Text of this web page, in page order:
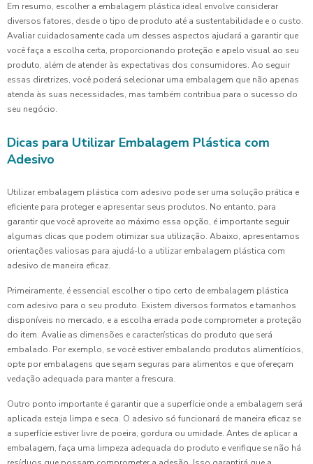
Em resumo, escolher a embalagem plástica ideal envolve considerar
diversos fatores, desde o tipo de produto até a sustentabilidade e o custo.
Avaliar cuidadosamente cada um desses aspectos ajudará a garantir que
você faça a escolha certa, proporcionando proteção e apelo visual ao seu
produto, além de atender às expectativas dos consumidores. Ao seguir
essas diretrizes, você poderá selecionar uma embalagem que não apenas
atenda às suas necessidades, mas também contribua para o sucesso do
seu negócio.
Dicas para Utilizar Embalagem Plástica com
Adesivo
Utilizar embalagem plástica com adesivo pode ser uma solução prática e
eficiente para proteger e apresentar seus produtos. No entanto, para
garantir que você aproveite ao máximo essa opção, é importante seguir
algumas dicas que podem otimizar sua utilização. Abaixo, apresentamos
orientações valiosas para ajudá-lo a utilizar embalagem plástica com
adesivo de maneira eficaz.
Primeiramente, é essencial escolher o tipo certo de embalagem plástica
com adesivo para o seu produto. Existem diversos formatos e tamanhos
disponíveis no mercado, e a escolha errada pode comprometer a proteção
do item. Avalie as dimensões e características do produto que será
embalado. Por exemplo, se você estiver embalando produtos alimentícios,
opte por embalagens que sejam seguras para alimentos e que ofereçam
vedação adequada para manter a frescura.
Outro ponto importante é garantir que a superfície onde a embalagem será
aplicada esteja limpa e seca. O adesivo só funcionará de maneira eficaz se
a superfície estiver livre de poeira, gordura ou umidade. Antes de aplicar a
embalagem, faça uma limpeza adequada do produto e verifique se não há